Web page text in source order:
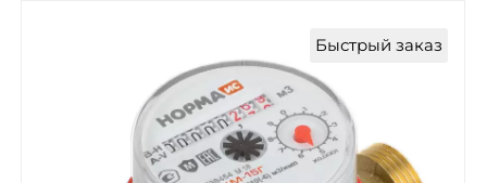
Быстрый заказ